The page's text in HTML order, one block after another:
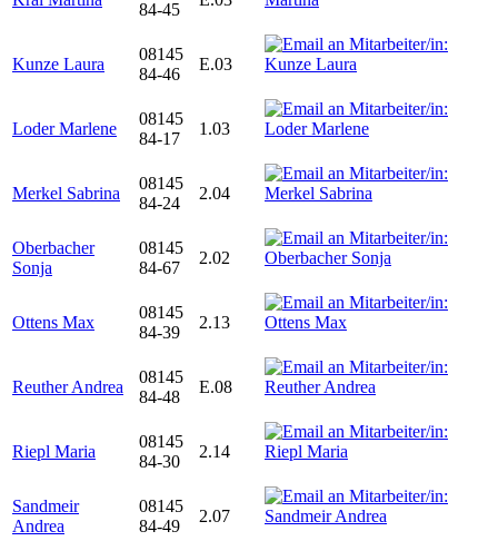
84-45
Kunze Laura
08145
84-46
E.03
Loder Marlene
08145
84-17
1.03
Merkel Sabrina
08145
84-24
2.04
Oberbacher
Sonja
08145
84-67
2.02
Ottens Max
08145
84-39
2.13
Reuther Andrea
08145
84-48
E.08
Riepl Maria
08145
84-30
2.14
Sandmeir
Andrea
08145
84-49
2.07